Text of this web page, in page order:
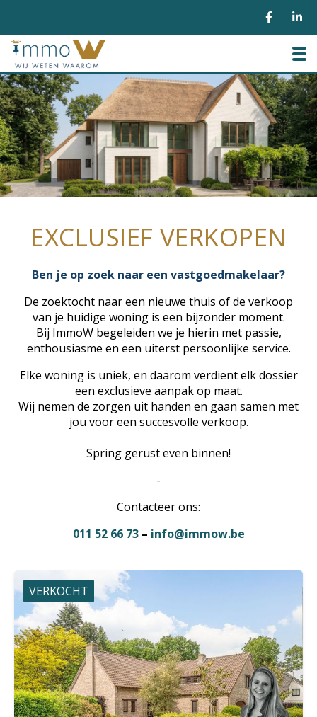
EXCLUSIEF VERKOPEN
Ben je op zoek naar een vastgoedmakelaar?
De zoektocht naar een nieuwe thuis of de verkoop
van je huidige woning is een bijzonder moment.
Bij ImmoW begeleiden we je hierin met passie,
enthousiasme en een uiterst persoonlijke service.
Elke woning is uniek, en daarom verdient elk dossier
een exclusieve aanpak op maat.
Wij nemen de zorgen uit handen en gaan samen met
jou voor een succesvolle verkoop.
Spring gerust even binnen!
-
Contacteer ons:
011 52 66 73– info@immow.be
VERKOCHT
5
2
2.543 m²
326 m²